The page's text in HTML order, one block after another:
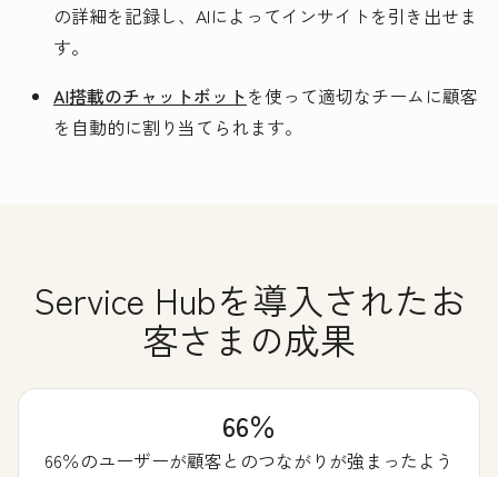
の詳細を記録し、AIによってインサイトを引き出せま
す。
AI搭載のチャットボットを使って適切なチームに顧客
を自動的に割り当てられます。
Service Hubを導入されたお
客さまの成果
66％
66％のユーザーが顧客とのつながりが強まったよう